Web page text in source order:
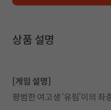
상품 설명
[게임 설명]
평범한 여고생 ‘유림’이의